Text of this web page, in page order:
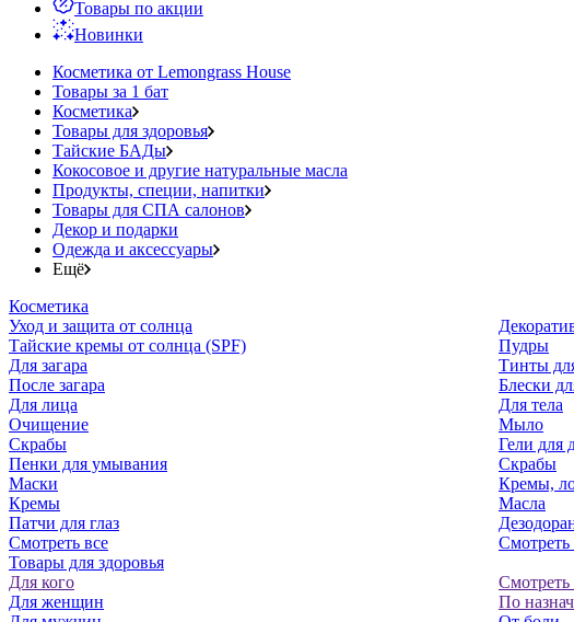
Товары по акции
Новинки
Косметика от Lemongrass House
Товары за 1 бат
Косметика
Товары для здоровья
Тайские БАДы
Кокосовое и другие натуральные масла
Продукты, специи, напитки
Товары для СПА салонов
Декор и подарки
Одежда и аксессуары
Ещё
Косметика
Уход и защита от солнца
Тайские кремы от солнца (SPF)
Для загара
После загара
Для лица
Очищение
Скрабы
Пенки для умывания
Маски
Кремы
Патчи для глаз
Смотреть все
Пудры
Тинты
Блески
Для тела
Мыло
Гели для
Скрабы
Кремы,
Масла
Смотреть
Товары для здоровья
Для кого
Для женщин
Смотреть
По